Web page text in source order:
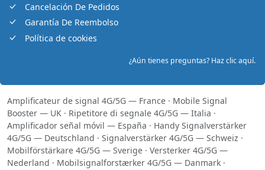
Cancelación De Pedidos
Garantía De Reembolso
Política de cookies
¿Aún tienes preguntas? Haz clic aquí.
Amplificateur de signal 4G/5G — France · Mobile Signal
Booster — UK · Ripetitore di segnale 4G/5G — Italia ·
Amplificador señal móvil — España · Handy Signalverstärker
4G/5G — Deutschland · Signalverstärker 4G/5G — Schweiz ·
Mobilförstärkare 4G/5G — Sverige · Versterker 4G/5G —
Nederland · Mobilsignalforstærker 4G/5G — Danmark ·